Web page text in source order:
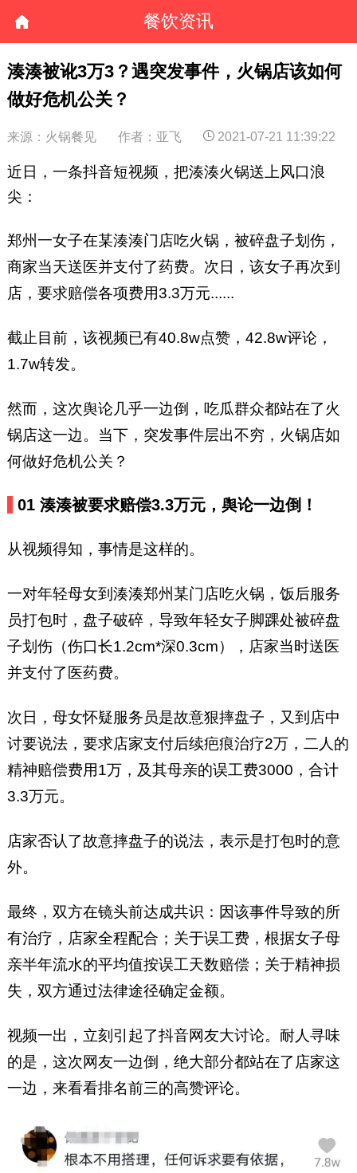
餐饮资讯
湊湊被讹3万3？遇突发事件，火锅店该如何
做好危机公关？
来源：火锅餐见 作者：亚飞 2021-07-21 11:39:22
近日，一条抖音短视频，把湊湊火锅送上风口浪
尖：
郑州一女子在某湊湊门店吃火锅，被碎盘子划伤，
商家当天送医并支付了药费。次日，该女子再次到
店，要求赔偿各项费用3.3万元......
截止目前，该视频已有40.8w点赞，42.8w评论，
1.7w转发。
然而，这次舆论几乎一边倒，吃瓜群众都站在了火
锅店这一边。当下，突发事件层出不穷，火锅店如
何做好危机公关？
01 湊湊被要求赔偿3.3万元，舆论一边倒！
从视频得知，事情是这样的。
一对年轻母女到湊湊郑州某门店吃火锅，饭后服务
员打包时，盘子破碎，导致年轻女子脚踝处被碎盘
子划伤（伤口长1.2cm*深0.3cm），店家当时送医
并支付了医药费。
次日，母女怀疑服务员是故意狠摔盘子，又到店中
讨要说法，要求店家支付后续疤痕治疗2万，二人的
精神赔偿费用1万，及其母亲的误工费3000，合计
3.3万元。
店家否认了故意摔盘子的说法，表示是打包时的意
外。
最终，双方在镜头前达成共识：因该事件导致的所
有治疗，店家全程配合；关于误工费，根据女子母
亲半年流水的平均值按误工天数赔偿；关于精神损
失，双方通过法律途径确定金额。
视频一出，立刻引起了抖音网友大讨论。耐人寻味
的是，这次网友一边倒，绝大部分都站在了店家这
一边，来看看排名前三的高赞评论。